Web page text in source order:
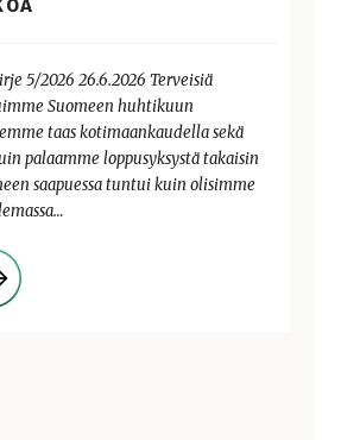
5/2026 26.6.2026 Terveisiä
Suomeen huhtikuun
taas kotimaankaudella sekä
palaamme loppusyksystä takaisin
saapuessa tuntui kuin olisimme